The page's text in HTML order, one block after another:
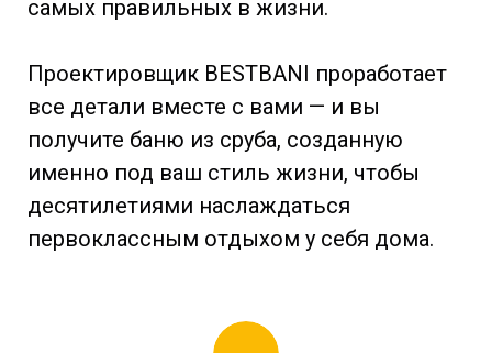
самых правильных в жизни.
Проектировщик BESTBANI проработает
все детали вместе с вами — и вы
получите баню из сруба, созданную
именно под ваш стиль жизни, чтобы
десятилетиями наслаждаться
первоклассным отдыхом у себя дома.